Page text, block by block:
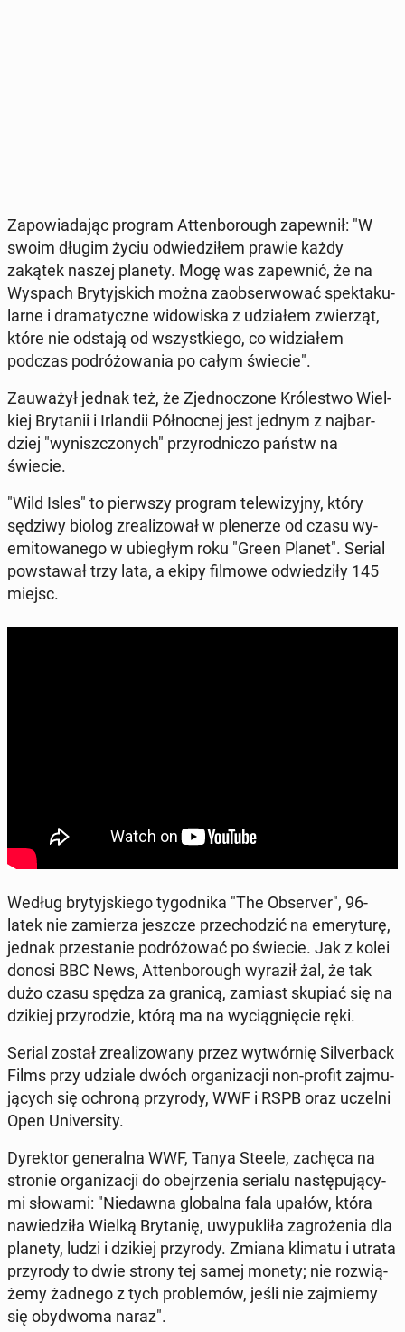
Za­po­wia­da­jąc program At­ten­bo­ro­ugh za­pew­nił: "W
swoim długim życiu od­wie­dzi­łem prawie każdy
zakątek naszej planety. Mogę was za­pew­nić, że na
Wyspach Bry­tyj­skich można za­ob­ser­wo­wać spek­ta­ku­
lar­ne i dra­ma­tycz­ne wi­do­wi­ska z udzia­łem zwie­rząt,
które nie odstają od wszyst­kie­go, co wi­dzia­łem
podczas po­dró­żo­wa­nia po całym świecie".
Za­uwa­żył jednak też, że Zjed­no­czo­ne Kró­le­stwo Wiel­
kiej Bry­ta­nii i Ir­lan­dii Pół­noc­nej jest jednym z naj­bar­
dziej "wy­nisz­czo­nych" przy­rod­ni­czo państw na
świecie.
"Wild Isles" to pierw­szy program te­le­wi­zyj­ny, który
sędziwy biolog zre­ali­zo­wał w ple­ne­rze od czasu wy­
emi­to­wa­ne­go w ubie­głym roku "Green Planet". Serial
po­wsta­wał trzy lata, a ekipy filmowe od­wie­dzi­ły 145
miejsc.
Według bry­tyj­skie­go ty­go­dni­ka "The Ob­se­rver", 96-
latek nie za­mie­rza jeszcze prze­cho­dzić na eme­ry­tu­rę,
jednak prze­sta­nie po­dró­żo­wać po świecie. Jak z kolei
donosi BBC News, At­ten­bo­ro­ugh wyraził żal, że tak
dużo czasu spędza za granicą, zamiast skupiać się na
dzikiej przy­ro­dzie, którą ma na wy­cią­gnię­cie ręki.
Serial został zre­ali­zo­wa­ny przez wy­twór­nię Si­lver­back
Films przy udziale dwóch or­ga­ni­za­cji non-profit zaj­mu­
ją­cych się ochroną przy­ro­dy, WWF i RSPB oraz uczelni
Open Uni­ver­si­ty.
Dy­rek­tor ge­ne­ral­na WWF, Tanya Steele, zachęca na
stronie or­ga­ni­za­cji do obej­rze­nia serialu na­stę­pu­ją­cy­
mi słowami: "Nie­daw­na glo­bal­na fala upałów, która
na­wie­dzi­ła Wielką Bry­ta­nię, uwy­pu­kli­ła za­gro­że­nia dla
planety, ludzi i dzikiej przy­ro­dy. Zmiana klimatu i utrata
przy­ro­dy to dwie strony tej samej monety; nie roz­wią­
że­my żadnego z tych pro­ble­mów, jeśli nie zaj­mie­my
się oby­dwo­ma naraz".